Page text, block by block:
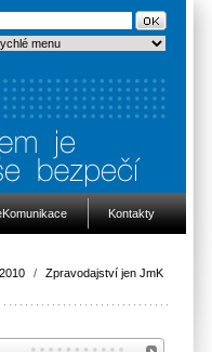
Kontakty
/ Zpravodajství jen JmK